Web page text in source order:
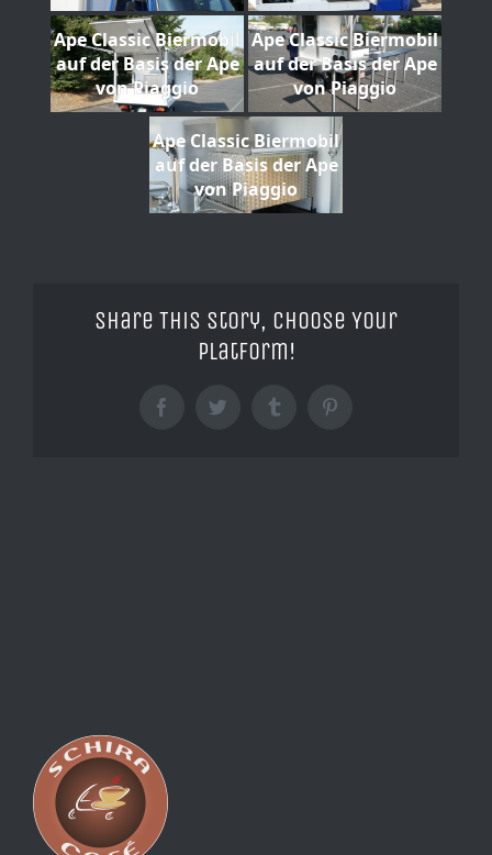
Ape Classic Biermobil
auf der Basis der Ape
von Piaggio
Ape Classic Biermobil
auf der Basis der Ape
von Piaggio
Ape Classic Biermobil
auf der Basis der Ape
von Piaggio
Share This Story, Choose Your
Platform!
FacebookTwitter TumblrPinterest